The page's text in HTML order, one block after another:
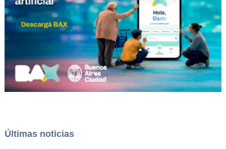
Últimas noticias